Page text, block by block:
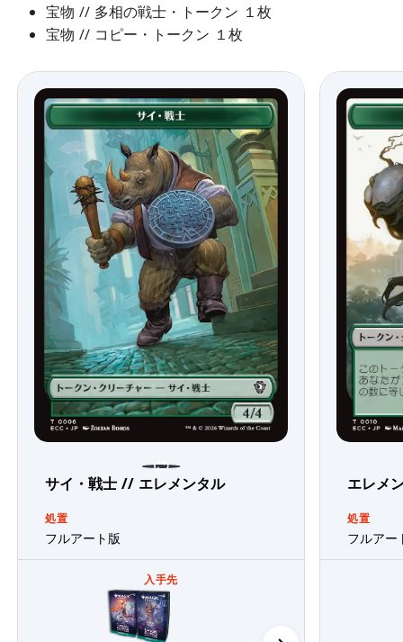
宝物 // 多相の戦士・トークン １枚
宝物 // コピー・トークン １枚
サイ・戦士 // エレメンタル
処置
フルアート版
入手先
エレメ
処置
フルアー